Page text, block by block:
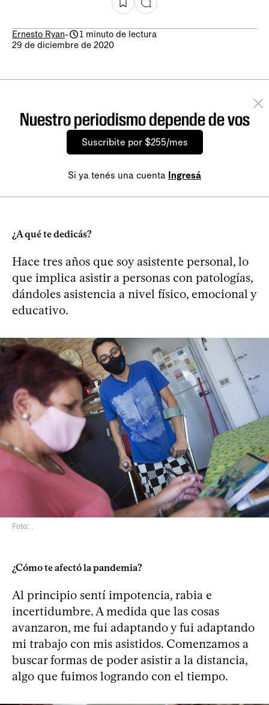
Ernesto Ryan-
1 minuto de lectura
29 de diciembre de 2020
Nuestro periodismo depende de vos
Suscribite por $255/mes
Si ya tenés una cuenta Ingresá
¿A qué te dedicás?
Hace tres años que soy asistente personal, lo
que implica asistir a personas con patologías,
dándoles asistencia a nivel físico, emocional y
educativo.
Foto: .
¿Cómo te afectó la pandemia?
Al principio sentí impotencia, rabia e
incertidumbre. A medida que las cosas
avanzaron, me fui adaptando y fui adaptando
mi trabajo con mis asistidos. Comenzamos a
buscar formas de poder asistir a la distancia,
algo que fuimos logrando con el tiempo.